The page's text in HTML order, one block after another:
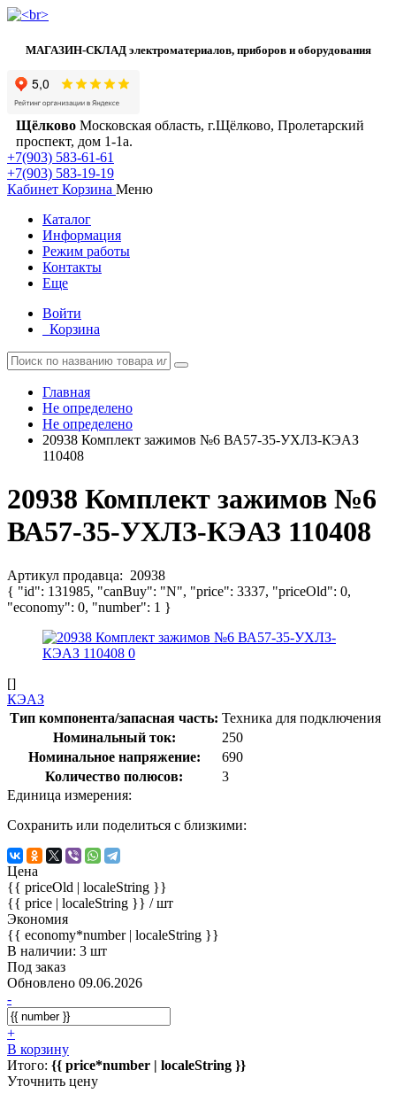
МАГАЗИН-СКЛАД электроматериалов, приборов и оборудования
Щёлково Московская область, г.Щёлково, Пролетарский
проспект, дом 1‑1а.
+7(903) 583-61-61
+7(903) 583-19-19
Кабинет Корзина Меню
Каталог
Информация
Режим работы
Контакты
Еще
Войти
Корзина
Главная
Не определено
Не определено
20938 Комплект зажимов №6 ВА57-35-УХЛЗ-КЭАЗ
110408
20938 Комплект зажимов №6
ВА57-35-УХЛЗ-КЭАЗ 110408
Артикул продавца: 20938
{ "id": 131985, "canBuy": "N", "price": 3337, "priceOld": 0,
"economy": 0, "number": 1 }
[]
КЭАЗ
Тип компонента/запасная часть: Техника для подключения
Номинальный ток:
250
Номинальное напряжение:
690
Количество полюсов:
3
Единица измерения:
Сохранить или поделиться с близкими:
Цена
{{ priceOld | localeString }}
{{ price | localeString }} / шт
Экономия
{{ economy*number | localeString }}
В наличии: 3 шт
Под заказ
Обновлено 09.06.2026
-
+
В корзину
Итого: {{ price*number | localeString }}
Уточнить цену